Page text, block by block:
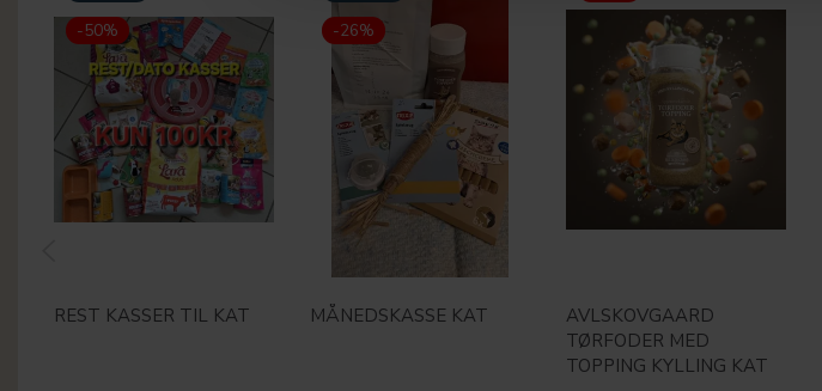
-50%
REST KASSER TIL KAT
-26%
MÅNEDSKASSE KAT
AVLSKOVGAARD
TØRFODER MED
TOPPING KYLLING KAT